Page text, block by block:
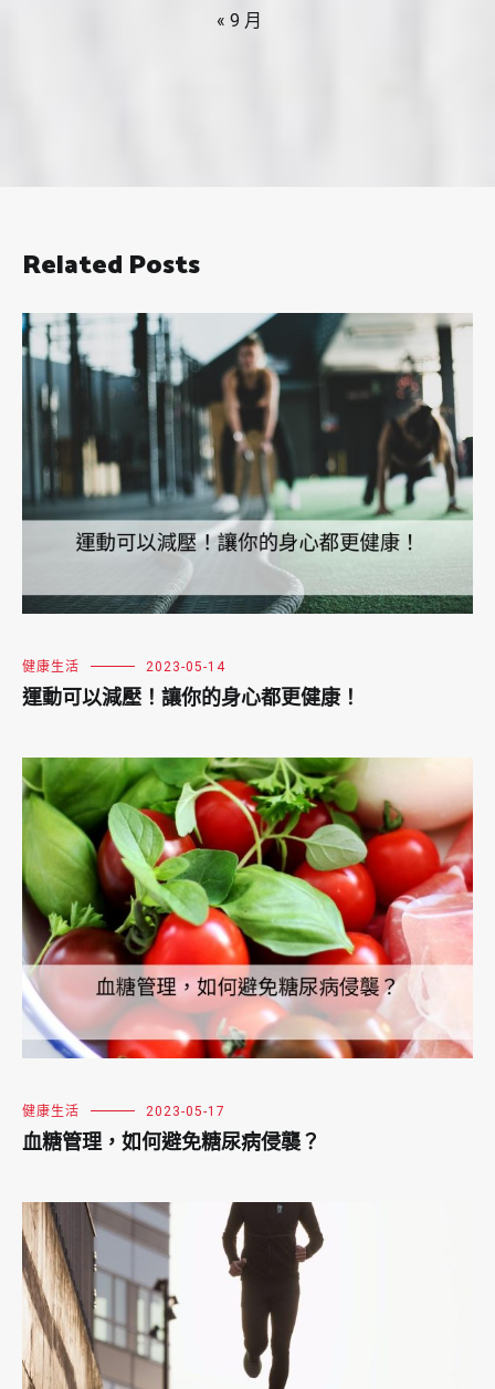
« 9 月
Related Posts
健康生活 2023-05-14
運動可以減壓！讓你的身心都更健康！
健康生活 2023-05-17
血糖管理，如何避免糖尿病侵襲？